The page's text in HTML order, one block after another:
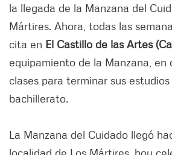
la llegada de la Manzana del
Mártires. Ahora, todas las
cita en El Castillo de las Artes
equipamiento de la Manzana, en
clases para terminar sus
bachillerato.
La Manzana del Cuidado llegó